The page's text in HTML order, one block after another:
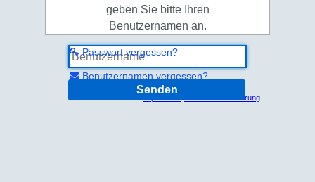
geben Sie bitte Ihren
Benutzernamen an.
Senden
Passwort vergessen?
Benutzernamen vergessen?
Datenschutzerklärung